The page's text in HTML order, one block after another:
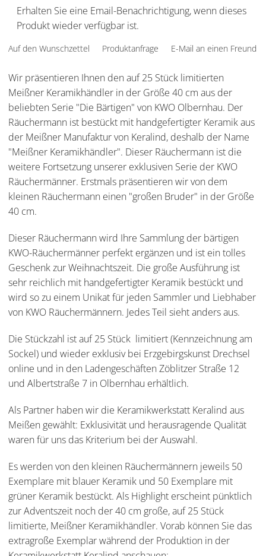
Erhalten Sie eine Email-Benachrichtigung, wenn dieses
Produkt wieder verfügbar ist.
Auf den Wunschzettel Produktanfrage E-Mail an einen Freund
Wir präsentieren Ihnen den auf 25 Stück limitierten
Meißner Keramikhändler in der Größe 40 cm aus der
beliebten Serie "Die Bärtigen" von KWO Olbernhau. Der
Räuchermann ist bestückt mit handgefertigter Keramik aus
der Meißner Manufaktur von Keralind, deshalb der Name
"Meißner Keramikhändler". Dieser Räuchermann ist die
weitere Fortsetzung unserer exklusiven Serie der KWO
Räuchermänner. Erstmals präsentieren wir von dem
kleinen Räuchermann einen "großen Bruder" in der Größe
40 cm.
Dieser Räuchermann wird Ihre Sammlung der bärtigen
KWO-Räuchermänner perfekt ergänzen und ist ein tolles
Geschenk zur Weihnachtszeit. Die große Ausführung ist
sehr reichlich mit handgefertigter Keramik bestückt und
wird so zu einem Unikat für jeden Sammler und Liebhaber
von KWO Räuchermännern. Jedes Teil sieht anders aus.
Die Stückzahl ist auf 25 Stück limitiert (Kennzeichnung am
Sockel) und wieder exklusiv bei Erzgebirgskunst Drechsel
online und in den Ladengeschäften Zöblitzer Straße 12
und Albertstraße 7 in Olbernhau erhältlich.
Als Partner haben wir die Keramikwerkstatt Keralind aus
Meißen gewählt: Exklusivität und herausragende Qualität
waren für uns das Kriterium bei der Auswahl.
Es werden von den kleinen Räuchermännern jeweils 50
Exemplare mit blauer Keramik und 50 Exemplare mit
grüner Keramik bestückt. Als Highlight erscheint pünktlich
zur Adventszeit noch der 40 cm große, auf 25 Stück
limitierte, Meißner Keramikhändler. Vorab können Sie das
extragroße Exemplar während der Produktion in der